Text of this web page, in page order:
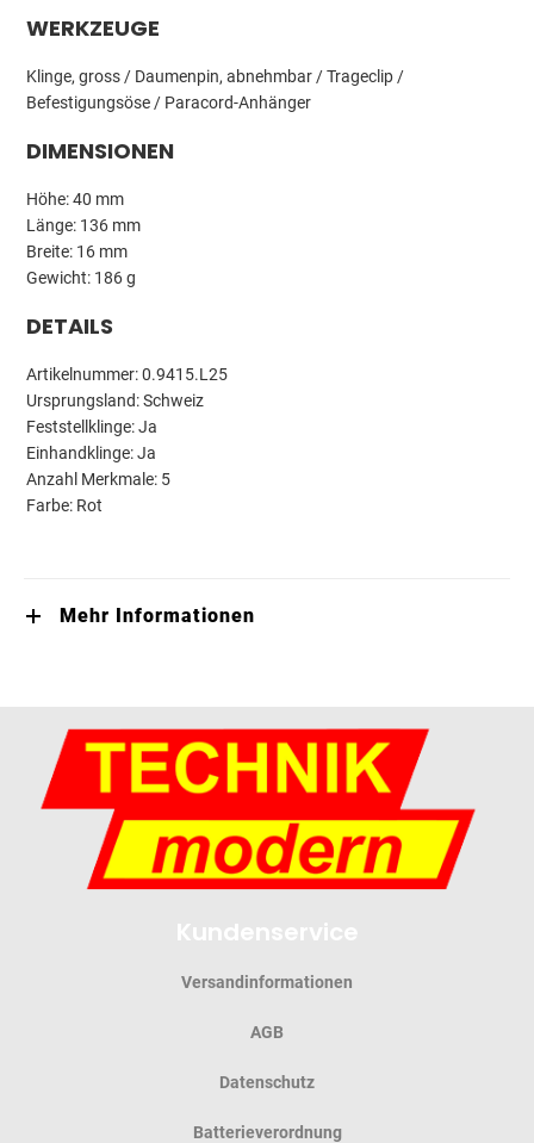
WERKZEUGE
Klinge, gross / Daumenpin, abnehmbar / Trageclip /
Befestigungsöse / Paracord-Anhänger
DIMENSIONEN
Höhe: 40 mm
Länge: 136 mm
Breite: 16 mm
Gewicht: 186 g
DETAILS
Artikelnummer: 0.9415.L25
Ursprungsland: Schweiz
Feststellklinge: Ja
Einhandklinge: Ja
Anzahl Merkmale: 5
Farbe: Rot
Mehr Informationen
Versandinformationen
AGB
Datenschutz
Batterieverordnung